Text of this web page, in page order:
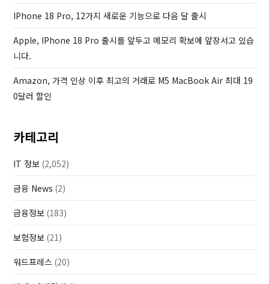
IPhone 18 Pro, 12가지 새로운 기능으로 다음 달 출시
Apple, IPhone 18 Pro 출시를 앞두고 메모리 확보에 앞장서고 있습
니다.
Amazon, 가격 인상 이후 최고의 거래로 M5 MacBook Air 최대 19
0달러 할인
카테고리
IT 정보 (2,052)
금융 News (2)
금융정보 (183)
보험정보 (21)
워드프레스 (20)